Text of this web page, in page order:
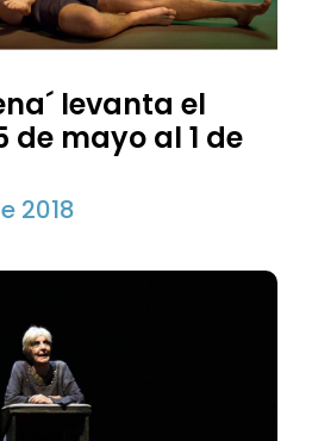
levanta el
de mayo al 1 de
2018